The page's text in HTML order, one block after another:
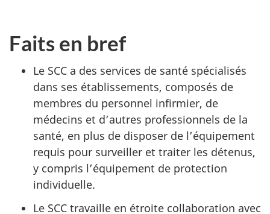
Faits en bref
Le SCC a des services de santé spécialisés
dans ses établissements, composés de
membres du personnel infirmier, de
médecins et d’autres professionnels de la
santé, en plus de disposer de l’équipement
requis pour surveiller et traiter les détenus,
y compris l’équipement de protection
individuelle.
Le SCC travaille en étroite collaboration avec